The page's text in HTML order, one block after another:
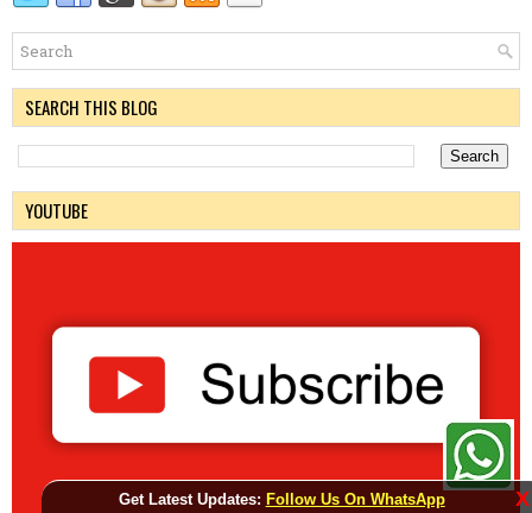
Get Latest Updates: Follow Us On WhatsApp X
SEARCH THIS BLOG
YOUTUBE